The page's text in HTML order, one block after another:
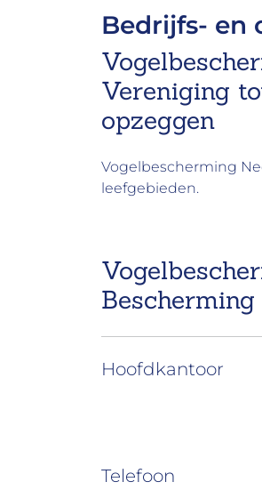
Bedrijfs- en
Vereniging
opzeggen
Vogelbescherming
leefgebieden.
Hoofdkantoor
Telefoon